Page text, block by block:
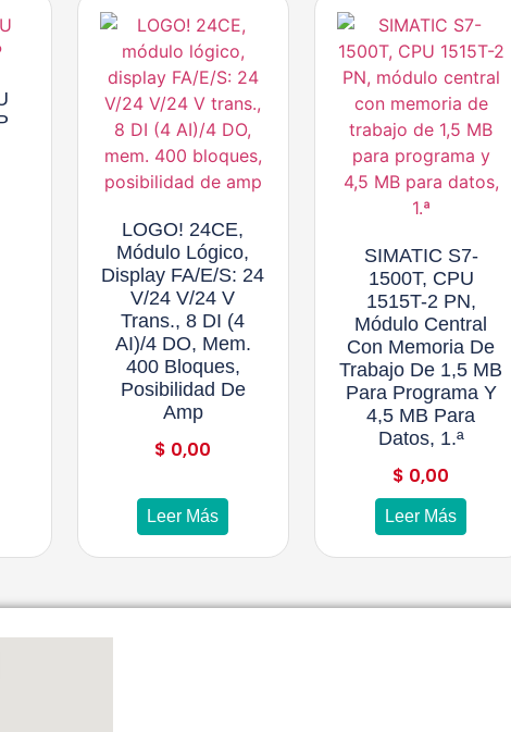
LOGO! 24CE,
Módulo Lógico,
Display FA/E/S: 24
V/24 V/24 V
Trans., 8 DI (4
AI)/4 DO, Mem.
400 Bloques,
Posibilidad De
Amp
$ 0,00
Leer Más
SIMATIC S7-
1500T, CPU
1515T-2 PN,
Módulo Central
Con Memoria De
Trabajo De 1,5 MB
Para Programa Y
4,5 MB Para
Datos, 1.ª
$ 0,00
Leer Más